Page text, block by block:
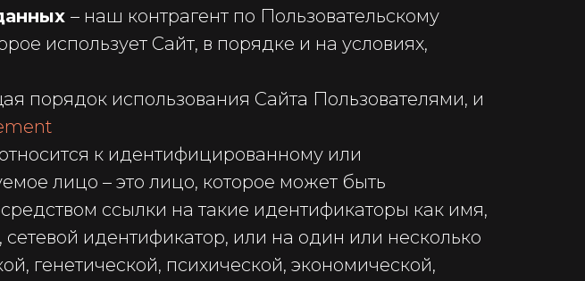
– наш контрагент по Пользовательскому
использует Сайт, в порядке и на условиях,
порядок использования Сайта Пользователями, и
к идентифицированному или
лицо – это лицо, которое может быть
ссылки на такие идентификаторы как имя,
идентификатор, или на один или несколько
генетической, психической, экономической,